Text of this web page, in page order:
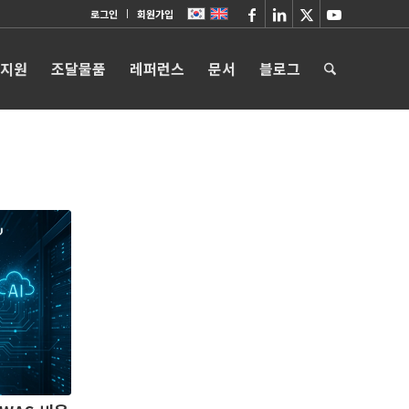
로그인 회원가입
원 조달물품 레퍼런스 문서 블로그